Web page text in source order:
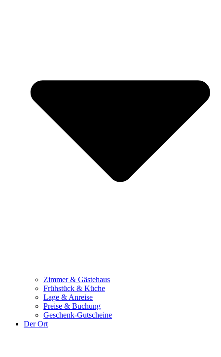
Zimmer & Gästehaus
Frühstück & Küche
Lage & Anreise
Preise & Buchung
Geschenk-Gutscheine
Der Ort